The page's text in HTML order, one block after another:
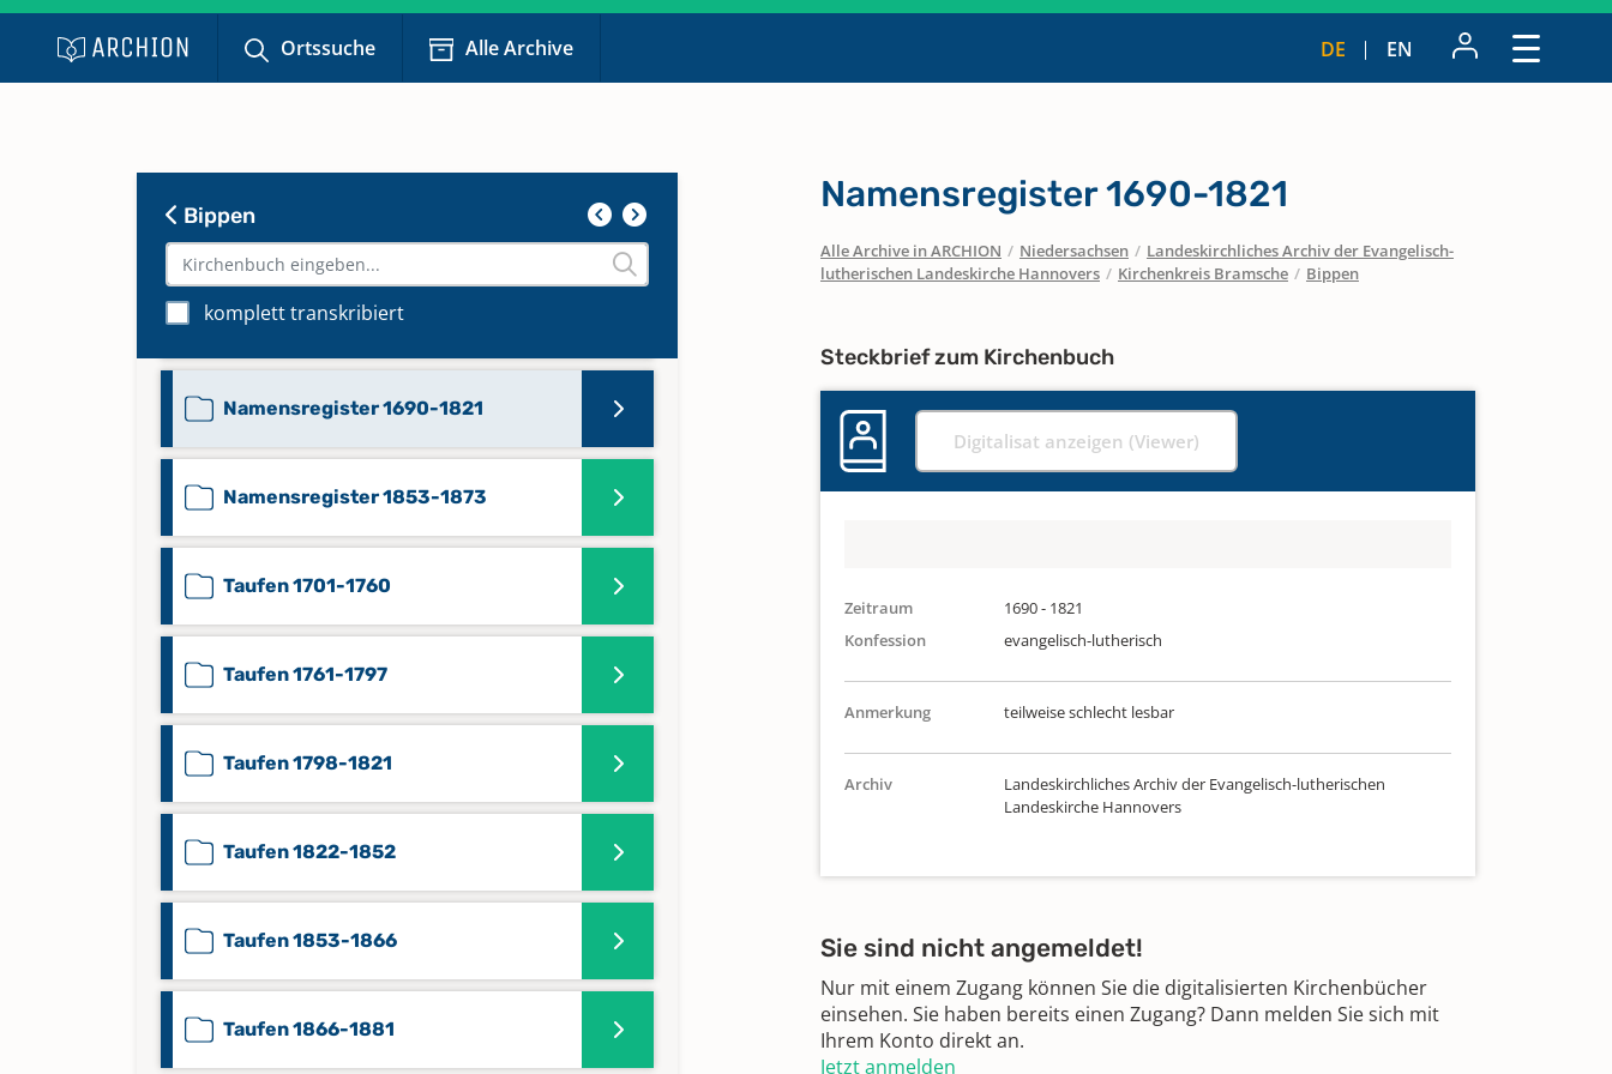
Ortssuche Alle Archive DE EN
Bippen
komplett transkribiert
Beerdigungen 1873-1921
Konfirmationen 1762-1797
Konfirmationen 1815-1850
Namensregister 1690-1821
Namensregister 1853-1873
Taufen 1701-1760
Taufen 1761-1797
Taufen 1798-1821
Taufen 1822-1852
Taufen 1853-1866
Taufen 1866-1881
Namensregister 1690-1821
Alle Archive in ARCHION / Niedersachsen / Landeskirchliches Archiv der Evangelisch-
lutherischen Landeskirche Hannovers / Kirchenkreis Bramsche / Bippen
Steckbrief zum Kirchenbuch
Digitalisat anzeigen (Viewer)
Zeitraum
1690 - 1821
Konfession
evangelisch-lutherisch
Anmerkung teilweise schlecht lesbar
Archiv
Landeskirchliches Archiv der Evangelisch-lutherischen
Landeskirche Hannovers
Sie sind nicht angemeldet!
Nur mit einem Zugang können Sie die digitalisierten Kirchenbücher
einsehen. Sie haben bereits einen Zugang? Dann melden Sie sich mit
Ihrem Konto direkt an.
Jetzt anmelden